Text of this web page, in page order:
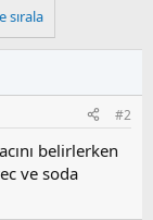
sırala
#2
belirlerken
ve soda